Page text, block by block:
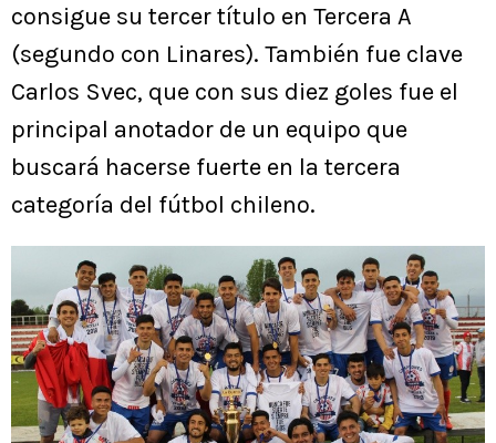
consigue su tercer título en Tercera A
(segundo con Linares). También fue clave
Carlos Svec, que con sus diez goles fue el
principal anotador de un equipo que
buscará hacerse fuerte en la tercera
categoría del fútbol chileno.